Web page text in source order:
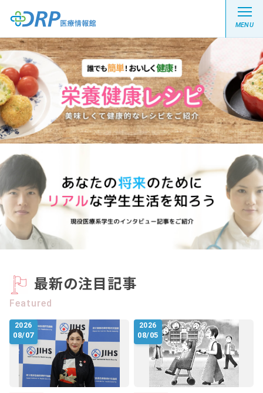
MENU
最新の注目記事
栄養健康レシピ
医療系学生記事
健康川柳
DRP医療情報館とは?
お知らせ
お問い合わせ
最新の注目記事
Featured
2026
08/07
2026
08/05